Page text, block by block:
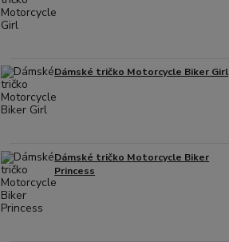
Dámské tričko Motorcycle Biker Girl
Dámské tričko Motorcycle Biker
Princess